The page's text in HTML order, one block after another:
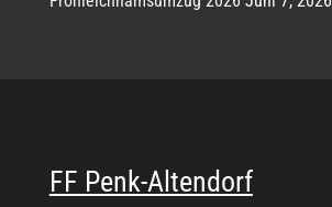
FF Penk-Altendorf